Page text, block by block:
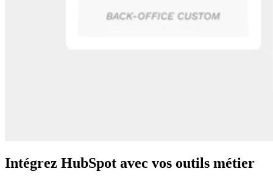
Intégrez HubSpot avec vos outils métier